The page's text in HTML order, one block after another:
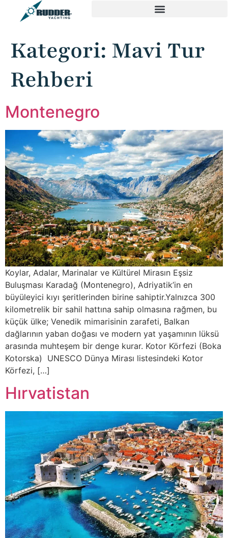
Kategori: Mavi Tur
Rehberi
Montenegro
Koylar, Adalar, Marinalar ve Kültürel Mirasın Eşsiz
Buluşması Karadağ (Montenegro), Adriyatik’in en
büyüleyici kıyı şeritlerinden birine sahiptir.Yalnızca 300
kilometrelik bir sahil hattına sahip olmasına rağmen, bu
küçük ülke; Venedik mimarisinin zarafeti, Balkan
dağlarının yaban doğası ve modern yat yaşamının lüksü
arasında muhteşem bir denge kurar. Kotor Körfezi (Boka
Kotorska) UNESCO Dünya Mirası listesindeki Kotor
Körfezi, […]
Hırvatistan